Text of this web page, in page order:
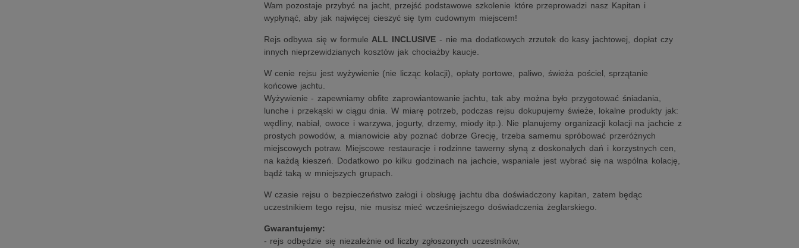
Wam pozostaje przybyć na jacht, przejść podstawowe szkolenie które przeprowadzi nasz Kapitan i
wypłynąć, aby jak najwięcej cieszyć się tym cudownym miejscem!
Rejs odbywa się w formule ALL INCLUSIVE - nie ma dodatkowych zrzutek do kasy jachtowej, dopłat czy
innych nieprzewidzianych kosztów jak chociażby kaucje.
W cenie rejsu jest wyżywienie (nie licząc kolacji), opłaty portowe, paliwo, świeża pościel, sprzątanie
końcowe jachtu.
Wyżywienie - zapewniamy obfite zaprowiantowanie jachtu, tak aby można było przygotować śniadania,
lunche i przekąski w ciągu dnia. W miarę potrzeb, podczas rejsu dokupujemy świeże, lokalne produkty jak:
wędliny, nabiał, owoce i warzywa, jogurty, drzemy, miody itp.). Nie planujemy organizacji kolacji na jachcie z
prostych powodów, a mianowicie aby poznać dobrze Grecję, trzeba samemu spróbować przeróżnych
miejscowych potraw. Miejscowe restauracje i rodzinne tawerny słyną z doskonałych dań i korzystnych cen,
na każdą kieszeń. Dodatkowo po kilku godzinach na jachcie, wspaniale jest wybrać się na wspólna kolację,
bądź taką w mniejszych grupach.
W czasie rejsu o bezpieczeństwo załogi i obsługę jachtu dba doświadczony kapitan, zatem będąc
uczestnikiem tego rejsu, nie musisz mieć wcześniejszego doświadczenia żeglarskiego.
Gwarantujemy:
- rejs odbędzie się niezależnie od liczby zgłoszonych uczestników,